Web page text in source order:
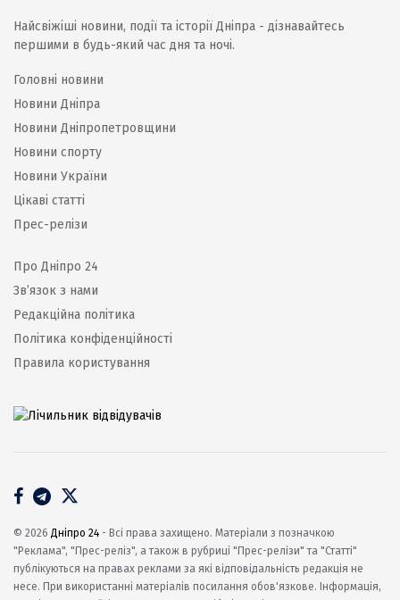
Найсвіжіші новини, події та історії Дніпра - дізнавайтесь
першими в будь-який час дня та ночі.
Головні новини
Новини Дніпра
Новини Дніпропетровщини
Новини спорту
Новини України
Цікаві статті
Прес-релізи
Про Дніпро 24
Зв’язок з нами
Редакційна політика
Політика конфіденційності
Правила користування
© 2026 Дніпро 24 - Всі права захищено. Матеріали з позначкою
"Реклама", "Прес-реліз", а також в рубриці "Прес-релізи" та "Статті"
публікуються на правах реклами за які відповідальність редакція не
несе. При використанні матеріалів посилання обов'язкове. Інформація,